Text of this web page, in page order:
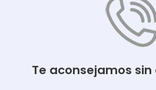
Te aconsejamos